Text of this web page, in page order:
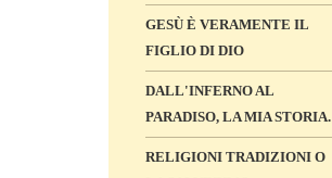
GESÙ È VERAMENTE IL
FIGLIO DI DIO
DALL'INFERNO AL
PARADISO, LA MIA STORIA.
RELIGIONI TRADIZIONI O